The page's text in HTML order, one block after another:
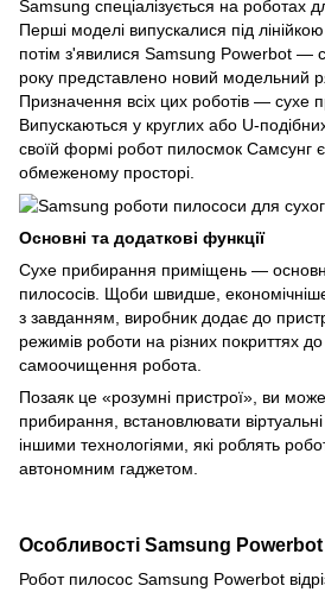
Samsung спеціалізується на роботах
Перші моделі випускалися під
потім з'явилися Samsung Powerbot —
року представлено новий модельний
Призначення всіх цих роботів — сухе
Випускаються у круглих або U-
своїй формі робот пилосмок Самсунг
обмеженому просторі.
Основні та додаткові функції
Сухе прибирання приміщень —
пилососів. Щоби швидше,
з завданням, виробник додає до
режимів роботи на різних покриттях до
самоочищення робота.
Позаяк це «розумні пристрої», ви
прибирання, встановлювати віртуальні
іншими технологіями, які роблять
автономним гаджетом.
Особливості Samsung Powerbot
Робот пилосос Samsung Powerbot